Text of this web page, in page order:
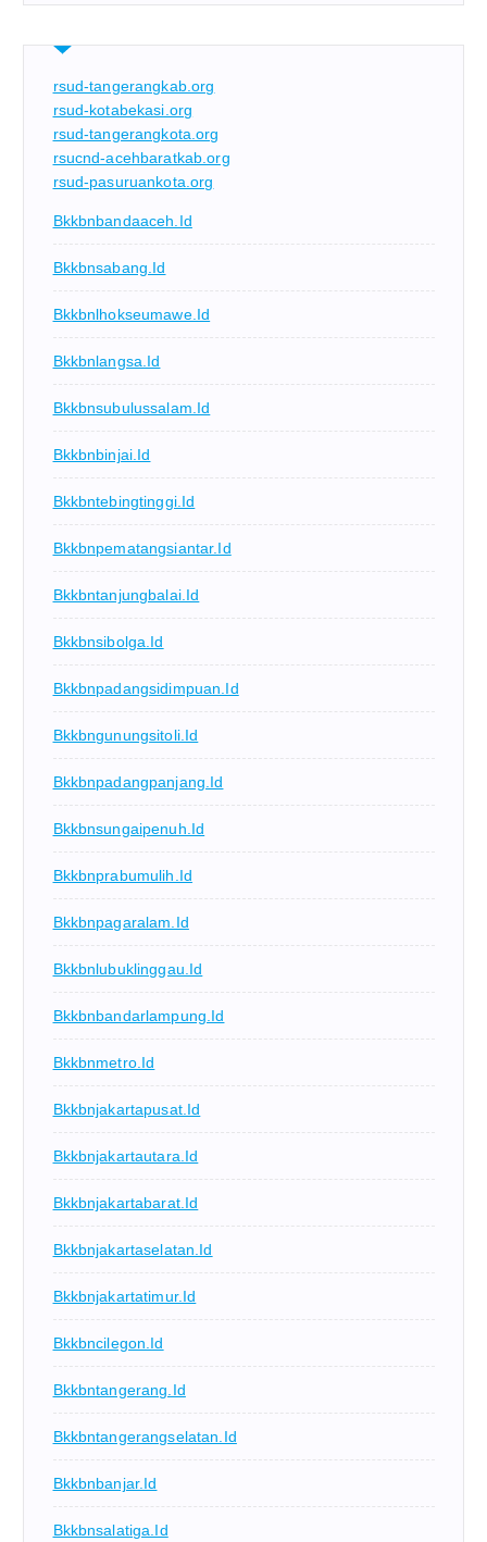
rsud-tangerangkab.org
rsud-kotabekasi.org
rsud-tangerangkota.org
rsucnd-acehbaratkab.org
rsud-pasuruankota.org
Bkkbnbandaaceh.id
Bkkbnsabang.id
Bkkbnlhokseumawe.id
Bkkbnlangsa.id
Bkkbnsubulussalam.id
Bkkbnbinjai.id
Bkkbntebingtinggi.id
Bkkbnpematangsiantar.id
Bkkbntanjungbalai.id
Bkkbnsibolga.id
Bkkbnpadangsidimpuan.id
Bkkbngunungsitoli.id
Bkkbnpadangpanjang.id
Bkkbnsungaipenuh.id
Bkkbnprabumulih.id
Bkkbnpagaralam.id
Bkkbnlubuklinggau.id
Bkkbnbandarlampung.id
Bkkbnmetro.id
Bkkbnjakartapusat.id
Bkkbnjakartautara.id
Bkkbnjakartabarat.id
Bkkbnjakartaselatan.id
Bkkbnjakartatimur.id
Bkkbncilegon.id
Bkkbntangerang.id
Bkkbntangerangselatan.id
Bkkbnbanjar.id
Bkkbnsalatiga.id